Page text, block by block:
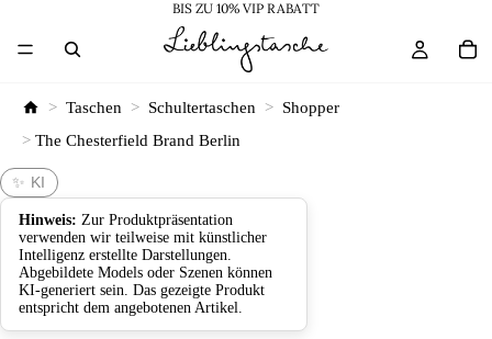
BIS ZU 10% VIP RABATT
> Taschen > Schultertaschen > Shopper
> The Chesterfield Brand Berlin
✨ KI
Hinweis: Zur Produktpräsentation
verwenden wir teilweise mit künstlicher
Intelligenz erstellte Darstellungen.
Abgebildete Models oder Szenen können
KI-generiert sein. Das gezeigte Produkt
entspricht dem angebotenen Artikel.